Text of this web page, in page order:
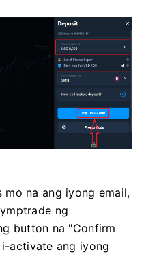
mo na ang iyong email,
ng
button na "Confirm
activate ang iyong